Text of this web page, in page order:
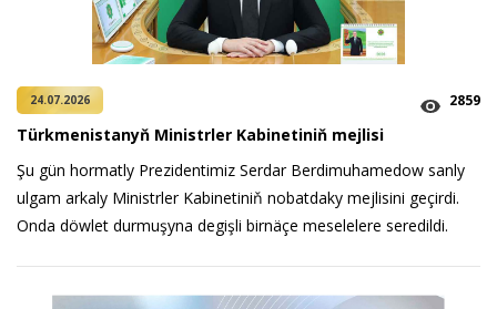
24.07.2026 2859
Türkmenistanyň Ministrler Kabinetiniň mejlisi
Şu gün hormatly Prezidentimiz Serdar Berdimuhamedow sanly
ulgam arkaly Ministrler Kabinetiniň nobatdaky mejlisini geçirdi.
Onda döwlet durmuşyna degişli birnäçe meselelere seredildi.